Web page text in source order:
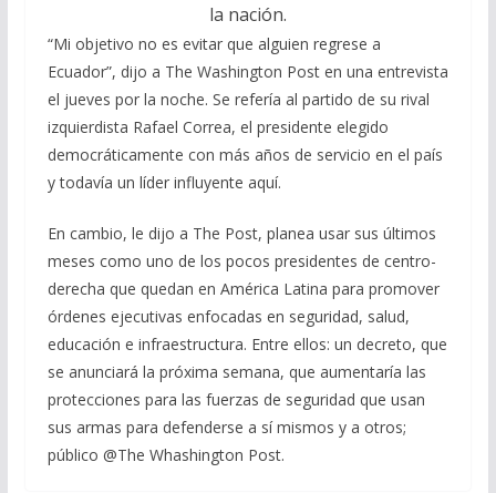
la nación.
“Mi objetivo no es evitar que alguien regrese a
Ecuador”, dijo a The Washington Post en una entrevista
el jueves por la noche. Se refería al partido de su rival
izquierdista Rafael Correa, el presidente elegido
democráticamente con más años de servicio en el país
y todavía un líder influyente aquí.
En cambio, le dijo a The Post, planea usar sus últimos
meses como uno de los pocos presidentes de centro-
derecha que quedan en América Latina para promover
órdenes ejecutivas enfocadas en seguridad, salud,
educación e infraestructura. Entre ellos: un decreto, que
se anunciará la próxima semana, que aumentaría las
protecciones para las fuerzas de seguridad que usan
sus armas para defenderse a sí mismos y a otros;
público @The Whashington Post.